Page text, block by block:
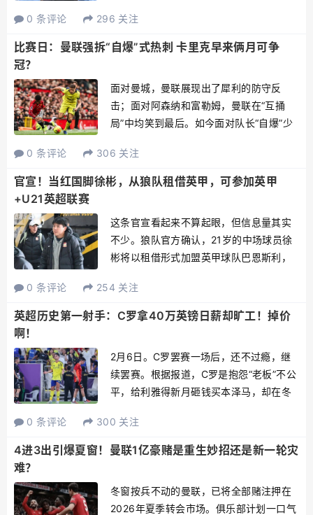
大门之外。这笔重要投资原本是为关键战
役准备的即战力，如今却因僵化条款沦为
0 条评论 296 关注
比赛日：曼联强拆“自爆”式热刺 卡里克早来俩月可争
冠？
面对曼城，曼联展现出了犀利的防守反
击；面对阿森纳和富勒姆，曼联在“互捅
局”中均笑到最后。如今面对队长“自爆”少
防守的新绝活。卡里克的武器库，到底还
有多少新玩意？炮轰球队还不过瘾，热刺
0 条评论 306 关注
官宣！当红国脚徐彬，从狼队租借英甲，可参加英甲
+U21英超联赛
这条官宣看起来不算起眼，但信息量其实
不少。狼队官方确认，21岁的中场球员徐
彬将以租借形式加盟英甲球队巴恩斯利，
确表示，这次外租并不会切断徐彬与U21
梯队的联系，他仍然保留代表狼队U21出
0 条评论 254 关注
英超历史第一射手：C罗拿40万英镑日薪却旷工！掉价
啊！
2月6日。C罗罢赛一场后，还不过瘾，继
续罢赛。根据报道，C罗是抱怨“老板”不公
平，给利雅得新月砸钱买本泽马，却在冬
雅得新月就是导火索，但C罗的胃口不只是
一个本泽马，他需要的是更多、更强大
0 条评论 300 关注
4进3出引爆夏窗！曼联1亿豪赌是重生妙招还是新一轮灾
难？
冬窗按兵不动的曼联，已将全部赌注押在
2026年夏季转会市场。俱乐部计划一口气